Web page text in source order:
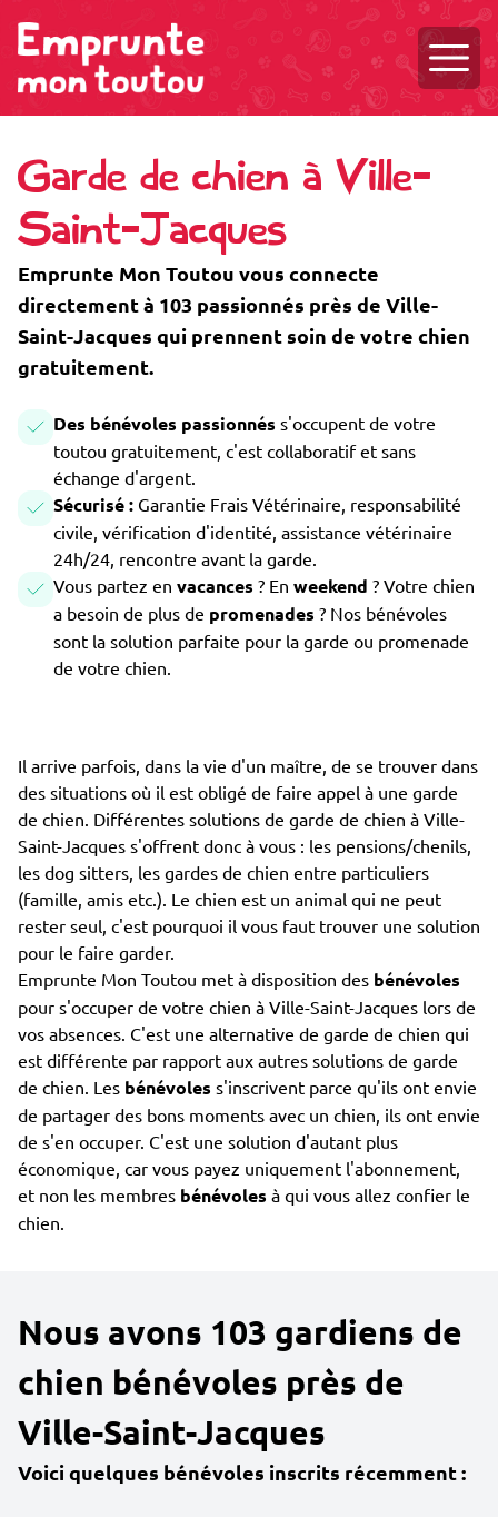
Garde de chien à Ville-
Saint-Jacques
Emprunte Mon Toutou vous connecte
directement à 103 passionnés près de Ville-
Saint-Jacques qui prennent soin de votre chien
gratuitement.
Des bénévoles passionnés s'occupent de votre
toutou gratuitement, c'est collaboratif et sans
échange d'argent.
Sécurisé : Garantie Frais Vétérinaire, responsabilité
civile, vérification d'identité, assistance vétérinaire
24h/24, rencontre avant la garde.
Vous partez en vacances ? En weekend ? Votre chien
a besoin de plus de promenades ? Nos bénévoles
sont la solution parfaite pour la garde ou promenade
de votre chien.
Il arrive parfois, dans la vie d'un maître, de se trouver dans
des situations où il est obligé de faire appel à une garde
de chien. Différentes solutions de garde de chien à Ville-
Saint-Jacques s'offrent donc à vous : les pensions/chenils,
les dog sitters, les gardes de chien entre particuliers
(famille, amis etc.). Le chien est un animal qui ne peut
rester seul, c'est pourquoi il vous faut trouver une solution
pour le faire garder.
Emprunte Mon Toutou met à disposition des bénévoles
pour s'occuper de votre chien à Ville-Saint-Jacques lors de
vos absences. C'est une alternative de garde de chien qui
est différente par rapport aux autres solutions de garde
de chien. Les bénévoles s'inscrivent parce qu'ils ont envie
de partager des bons moments avec un chien, ils ont envie
de s'en occuper. C'est une solution d'autant plus
économique, car vous payez uniquement l'abonnement,
et non les membres bénévoles à qui vous allez confier le
chien.
Nous avons 103 gardiens de
chien bénévoles près de
Ville-Saint-Jacques
Voici quelques bénévoles inscrits récemment :